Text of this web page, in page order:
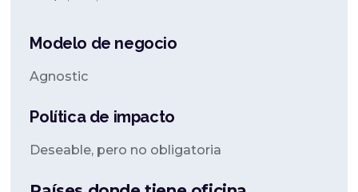
Modelo de negocio
Agnostic
Política de impacto
Deseable, pero no obligatoria